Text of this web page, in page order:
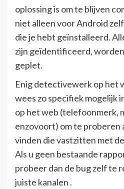
oplossing is om te blijven
niet alleen voor Android
die je hebt geïnstalleerd.
zijn geïdentificeerd,
geplet.
Enig detectivewerk op het
wees zo specifiek mogelijk
op het web (telefoonmerk,
enzovoort) om te proberen
vinden die vastzitten met
Als u geen bestaande
probeer dan de bug zelf te
juiste kanalen .